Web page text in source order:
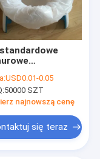
klozetowe
worki do
klozetu
dzieci
USD0.01-0.05
50000 SZT
najnowszą cenę
się teraz